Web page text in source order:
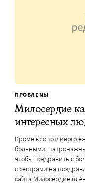
ПРОБЛЕМЫ
Милосердие
интересных
Кроме кропотливого
больными,
чтобы поздравить с
с сестрами на
сайта Милосердие.ru